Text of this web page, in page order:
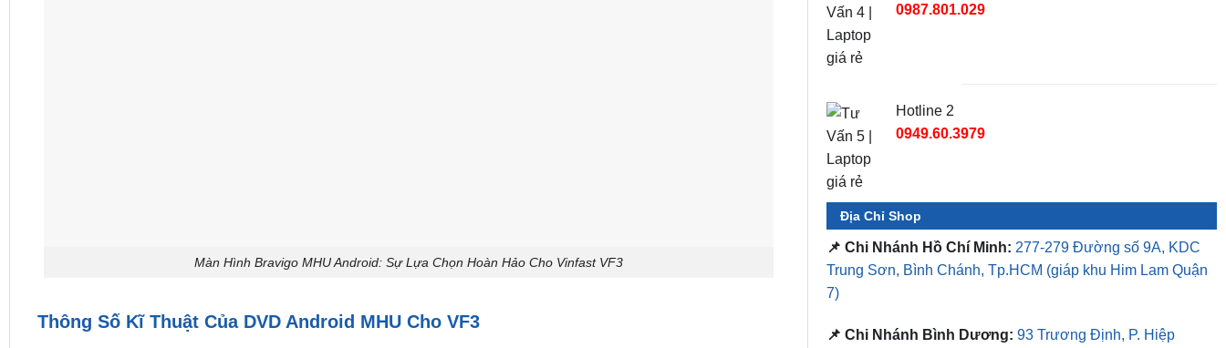
Màn Hình Bravigo MHU Android: Sự Lựa Chọn Hoàn Hảo Cho Vinfast VF3
Thông Số Kĩ Thuật Của DVD Android MHU Cho VF3
0987.801.029
Hotline 2
0949.60.3979
Địa Chỉ Shop
📌 Chi Nhánh Hồ Chí Minh: 277-279 Đường số 9A, KDC
Trung Sơn, Bình Chánh, Tp.HCM (giáp khu Him Lam Quận
7)
📌 Chi Nhánh Bình Dương: 93 Trương Định, P. Hiệp